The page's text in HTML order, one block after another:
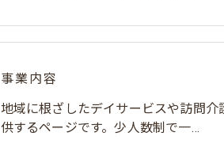
事業内容
地域に根ざしたデイサービスや訪問介
供するページです。少人数制で一…